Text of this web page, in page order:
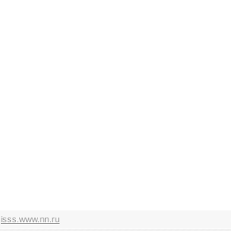
isss.www.nn.ru